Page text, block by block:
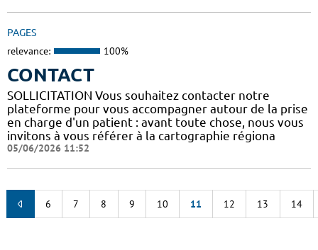
PAGES
relevance: 100%
CONTACT
SOLLICITATION Vous souhaitez contacter notre
plateforme pour vous accompagner autour de la prise
en charge d'un patient : avant toute chose, nous vous
invitons à vous référer à la cartographie régiona
05/06/2026 11:52
6 7 8 9 10 11 12 13 14